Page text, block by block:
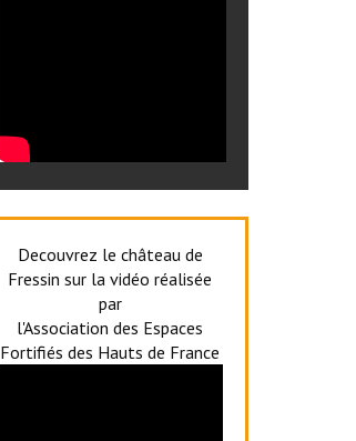
Decouvrez le château de
Fressin sur la vidéo réalisée
par
l'Association des Espaces
Fortifiés des Hauts de France